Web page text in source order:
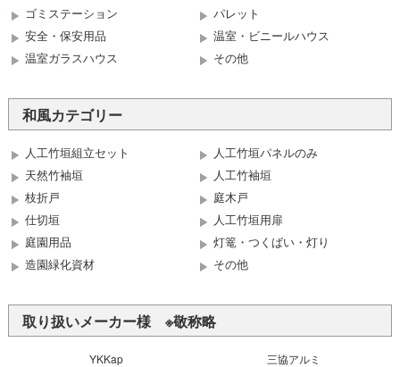
ゴミステーション
パレット
安全・保安用品
温室・ビニールハウス
温室ガラスハウス
その他
和風カテゴリー
人工竹垣組立セット
人工竹垣パネルのみ
天然竹袖垣
人工竹袖垣
枝折戸
庭木戸
仕切垣
人工竹垣用扉
庭園用品
灯篭・つくばい・灯り
造園緑化資材
その他
取り扱いメーカー様 ※敬称略
YKKap 三協アルミ